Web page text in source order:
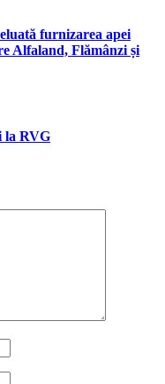
furnizarea apei
Alfaland, Flămânzi și
la RVG